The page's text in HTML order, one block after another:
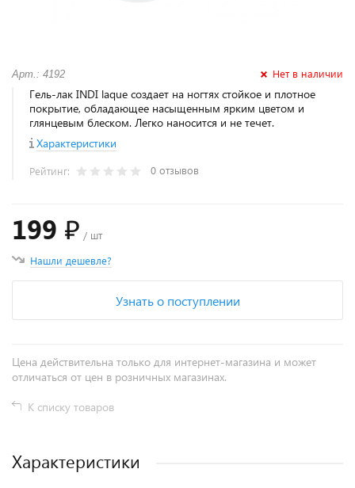
Арт.: 4192 Нет в наличии
Гель-лак INDI laque создает на ногтях стойкое и плотное
покрытие, обладающее насыщенным ярким цветом и
глянцевым блеском. Легко наносится и не течет.
Характеристики
Рейтинг: 0 отзывов
199 ₽ / шт
Нашли дешевле?
Узнать о поступлении
Цена действительна только для интернет-магазина и может
отличаться от цен в розничных магазинах.
К списку товаров
Характеристики